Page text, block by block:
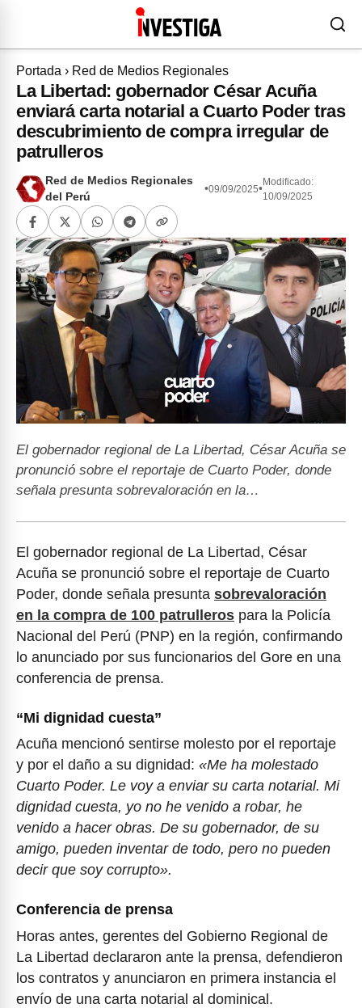
Portada › Red de Medios Regionales
La Libertad: gobernador César Acuña
enviará carta notarial a Cuarto Poder tras
descubrimiento de compra irregular de
patrulleros
Red de Medios Regionales
del Perú
•09/09/2025•
Modificado:
10/09/2025
El gobernador regional de La Libertad, César Acuña se
pronunció sobre el reportaje de Cuarto Poder, donde
señala presunta sobrevaloración en la…
El gobernador regional de La Libertad, César
Acuña se pronunció sobre el reportaje de Cuarto
Poder, donde señala presunta sobrevaloración
en la compra de 100 patrulleros para la Policía
Nacional del Perú (PNP) en la región, confirmando
lo anunciado por sus funcionarios del Gore en una
conferencia de prensa.
“Mi dignidad cuesta”
Acuña mencionó sentirse molesto por el reportaje
y por el daño a su dignidad: «Me ha molestado
Cuarto Poder. Le voy a enviar su carta notarial. Mi
dignidad cuesta, yo no he venido a robar, he
venido a hacer obras. De su gobernador, de su
amigo, pueden inventar de todo, pero no pueden
decir que soy corrupto».
Conferencia de prensa
Horas antes, gerentes del Gobierno Regional de
La Libertad declararon ante la prensa, defendieron
los contratos y anunciaron en primera instancia el
envío de una carta notarial al dominical.